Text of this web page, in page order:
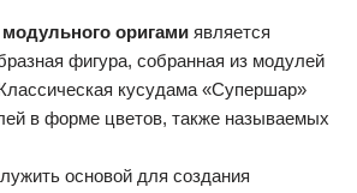
модульного оригами является
фигура, собранная из модулей
кусудама «Супершар»
в форме цветов, также называемых
основой для создания